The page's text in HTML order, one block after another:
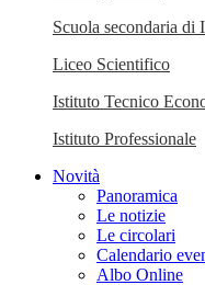
Scuola secondaria di
Liceo Scientifico
Istituto Tecnico
Istituto Professionale
Novità
Panoramica
Le notizie
Le circolari
Calendario
Albo Online